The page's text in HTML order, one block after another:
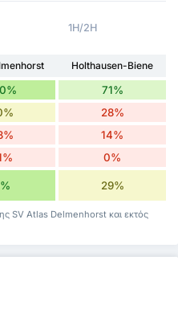
1H/2H
Holthausen-Biene
71%
28%
14%
0%
29%
SV Atlas Delmenhorst και εκτός